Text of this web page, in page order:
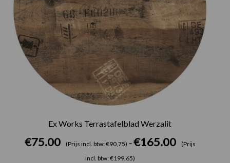
Ex Works Terrastafelblad Werzalit
€75.00 (Prijs incl. btw: €90,75) - €165.00
(Prijs
incl. btw: €199,65)